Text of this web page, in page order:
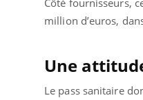
million d’euros,
Une
Le pass sanitaire